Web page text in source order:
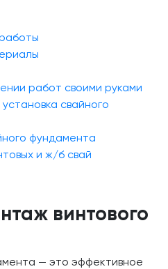
работ своими руками
свайного
фундамента
и ж/б свай
винтового
— это эффективное